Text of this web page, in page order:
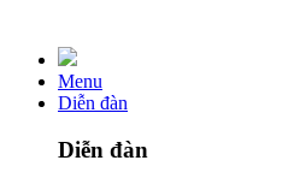
Menu
Diễn đàn
Diễn đàn